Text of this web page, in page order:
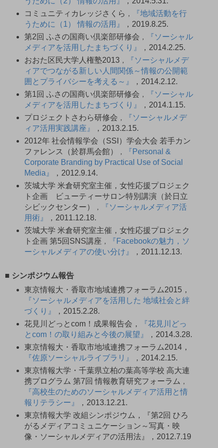
コミュニティカレッジさくら ，
『地域活動を行
うために（1） 情報の活用』
，2019.8.25.
第2回 ふさの国商い倶楽部研修会 ，
『ソーシャル
メディアを活用したまちづくり』
，2014.2.25.
おおた区民大学人権塾2013 ，
『ソーシャルメデ
ィアでつながる新しい人間関係～情報の公開範
囲とプライバシーを考える～』
，2014.2.12.
第1回 ふさの国商い倶楽部研修会 ，
『ソーシャル
メディアを活用したまちづくり』
，2014.1.15.
プロジェクトさわら研修会 ，
『ソーシャルメデ
ィア活用実践講座』
，2013.2.15.
2012年 社会情報学会（SSI）学会大会 若手カン
ファレンス（於群馬会館）
，
『Personal &
Corporate Branding by Practical Use of Social
Media』
，2012.9.14.
茨城大学 米倉研究室主催，女性応援プロジェク
ト企画 ビューティーサロン特別講演（於日立
シビックセンター）
，
『ソーシャルメディア活
用術』
，2011.12.18.
茨城大学 米倉研究室主催，女性応援プロジェク
ト企画 第5回SNS講座 ，
『Facebookの魅力，ソ
ーシャルメディアの使い分け』
，2011.12.13.
■ シンポジウム報告
東京情報大・香取市地域連携フォーラム2015，
『ソーシャルメディアを活用した 地域社会と絆
づくり』
，2015.2.28.
花見川どっとcom！成果報告会，
『花見川どっ
とcom！の取り組みと今後の展望』
，2014.3.28.
東京情報大・香取市地域連携フォーラム2014，
『佐原ソーシャルライブラリ』
，2014.2.15.
東京情報大学・千葉県立柏の葉高等学校 高大連
携プログラム 第7回 情報教育研究フォーラム ，
『高校生のためのソーシャルメディア活用と情
報リテラシー』
，2013.12.21.
東京情報大学 改組シンポジウム，『第2回 ひろ
がるメディアコミュニケーション～写真・映
像・ソーシャルメディアの活用法』，2012.7.19